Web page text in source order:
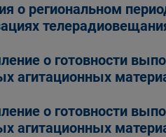
о региональном
о готовности
агитационных
о готовности
агитационных